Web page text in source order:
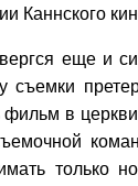
Каннского
еще и
съемки
фильм в
только